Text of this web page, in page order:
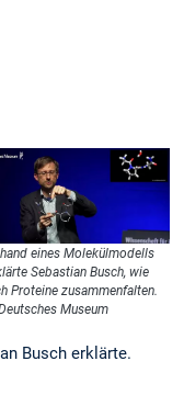
eines Molekülmodells
Sebastian Busch, wie
Proteine zusammenfalten.
Museum
Busch erklärte.